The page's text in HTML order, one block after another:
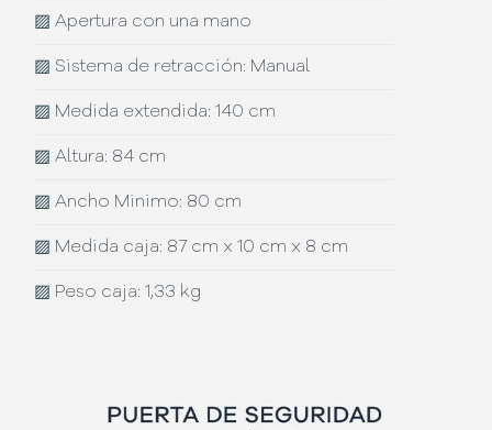
▨ Apertura con una mano
▨ Sistema de retracción: Manual
▨ Medida extendida: 140 cm
▨ Altura: 84 cm
▨ Ancho Minimo: 80 cm
▨ Medida caja: 87 cm x 10 cm x 8 cm
▨ Peso caja: 1,33 kg